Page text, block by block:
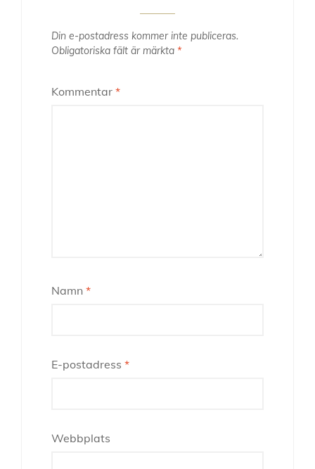
Din e-postadress kommer inte publiceras.
Obligatoriska fält är märkta *
Kommentar *
Namn *
E-postadress *
Webbplats